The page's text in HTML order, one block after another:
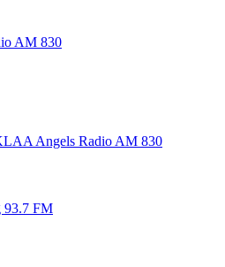
AM 830
Angels Radio AM 830
93.7 FM